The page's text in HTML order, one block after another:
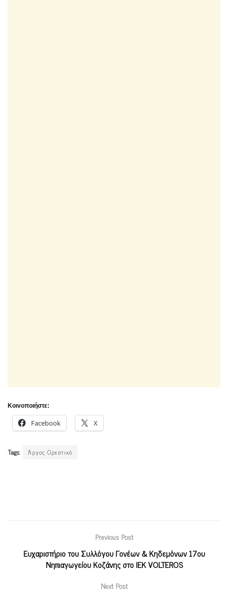
Κοινοποιήστε:
Facebook X
Tags: Άργος Ορεστικό
Previous Post
Ευχαριστήριο του Συλλόγου Γονέων & Κηδεμόνων 17ου
Νηπιαγωγείου Κοζάνης στο ΙΕΚ VOLTEROS
Next Post